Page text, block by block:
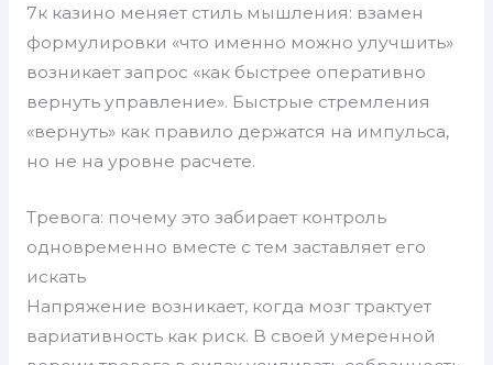
7к казино меняет стиль мышления: взамен
формулировки «что именно можно улучшить»
возникает запрос «как быстрее оперативно
вернуть управление». Быстрые стремления
«вернуть» как правило держатся на импульса,
но не на уровне расчете.
Тревога: почему это забирает контроль
одновременно вместе с тем заставляет его
искать
Напряжение возникает, когда мозг трактует
вариативность как риск. В своей умеренной